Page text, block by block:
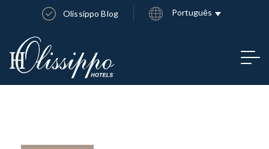
Olissippo Blog Português